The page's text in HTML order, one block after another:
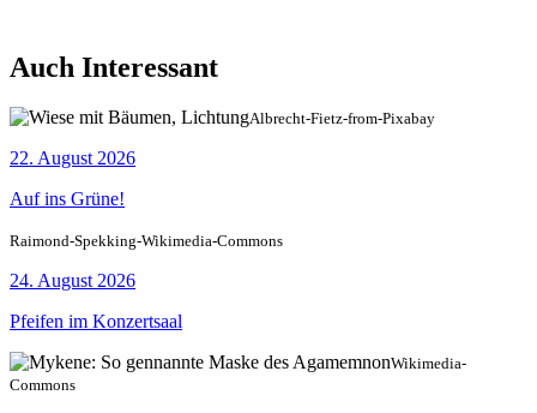
Auch Interessant
Albrecht-Fietz-from-Pixabay
22. August 2026
Auf ins Grüne!
Raimond-Spekking-Wikimedia-Commons
24. August 2026
Pfeifen im Konzertsaal
Wikimedia-
Commons